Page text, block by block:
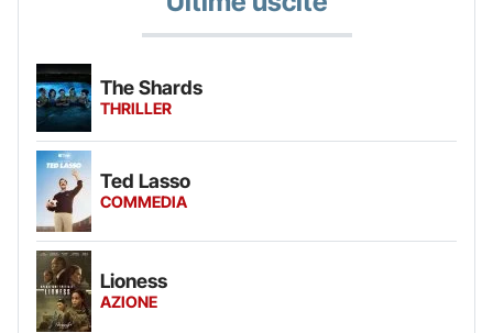
The Shards
THRILLER
Ted Lasso
COMMEDIA
Lioness
AZIONE